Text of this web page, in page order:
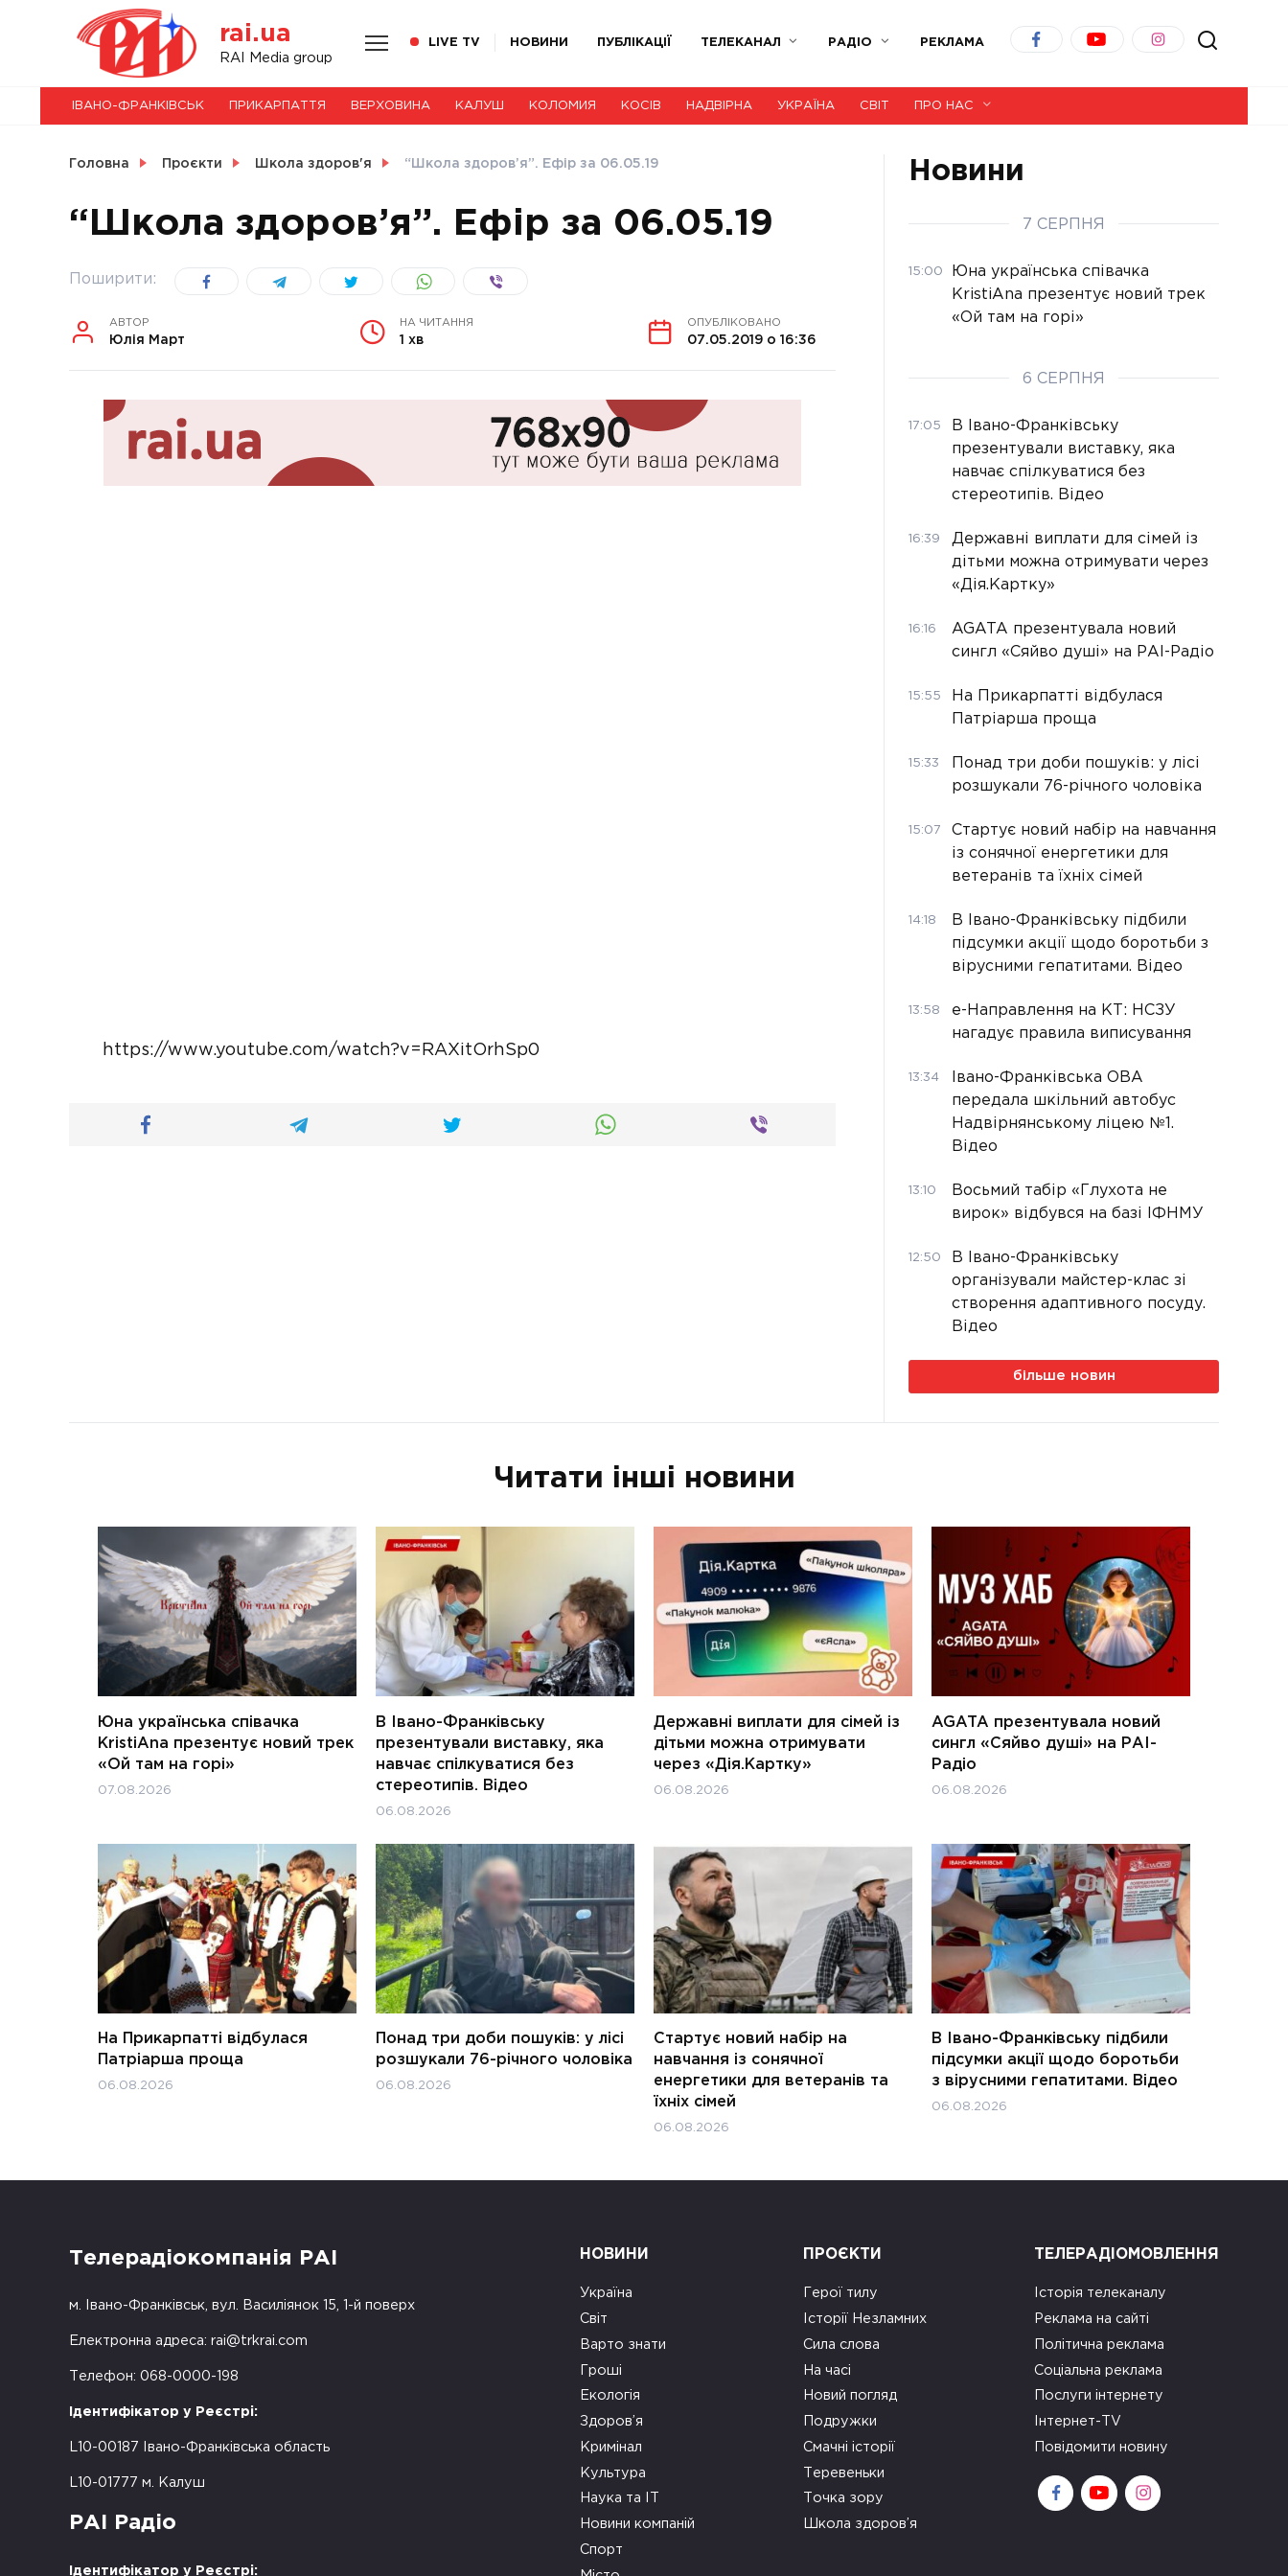
rai.ua
RAI Media group
LIVE TV НОВИНИ ПУБЛІКАЦІЇ ТЕЛЕКАНАЛ РАДІО РЕКЛАМА
НОВИНИ
СВІТ
ІВАНО-ФРАНКІВСЬК ПРИКАРПАТТЯ ВЕРХОВИНА КАЛУШ КОЛОМИЯ КОСІВ НАДВІРНА УКРАЇНА СВІТ ПРО НАС
Головна Проєкти Школа здоров'я “Школа здоров’я”. Ефір за 06.05.19
“Школа здоров’я”. Ефір за 06.05.19
Поширити:
АВТОР
Юлія Март
НА ЧИТАННЯ
1 хв
ОПУБЛІКОВАНО
07.05.2019 о 16:36
https://www.youtube.com/watch?v=RAXitOrhSp0
Новини
7 СЕРПНЯ
15:00
Юна українська співачка
KristiAna презентує новий трек
«Ой там на горі»
6 СЕРПНЯ
17:05
В Івано-Франківську
презентували виставку, яка
навчає спілкуватися без
стереотипів. Відео
16:39
Державні виплати для сімей із
дітьми можна отримувати через
«Дія.Картку»
16:16
AGATA презентувала новий
сингл «Сяйво душі» на РАІ-Радіо
15:55
На Прикарпатті відбулася
Патріарша проща
15:33
Понад три доби пошуків: у лісі
розшукали 76-річного чоловіка
15:07
Стартує новий набір на навчання
із сонячної енергетики для
ветеранів та їхніх сімей
14:18
В Івано-Франківську підбили
підсумки акції щодо боротьби з
вірусними гепатитами. Відео
13:58
е-Направлення на КТ: НСЗУ
нагадує правила виписування
13:34
Івано-Франківська ОВА
передала шкільний автобус
Надвірнянському ліцею №1.
Відео
13:10
Восьмий табір «Глухота не
вирок» відбувся на базі ІФНМУ
12:50
В Івано-Франківську
організували майстер-клас зі
створення адаптивного посуду.
Відео
більше новин
Читати інші новини
Юна українська співачка
KristiAna презентує новий трек
«Ой там на горі»
07.08.2026
В Івано-Франківську
презентували виставку, яка
навчає спілкуватися без
стереотипів. Відео
06.08.2026
Державні виплати для сімей із
дітьми можна отримувати
через «Дія.Картку»
06.08.2026
AGATA презентувала новий
сингл «Сяйво душі» на РАІ-
Радіо
06.08.2026
На Прикарпатті відбулася
Патріарша проща
06.08.2026
Понад три доби пошуків: у лісі
розшукали 76-річного чоловіка
06.08.2026
Стартує новий набір на
навчання із сонячної
енергетики для ветеранів та
їхніх сімей
06.08.2026
В Івано-Франківську підбили
підсумки акції щодо боротьби
з вірусними гепатитами. Відео
06.08.2026
Телерадіокомпанія РАІ
м. Івано-Франківськ, вул. Василіянок 15, 1-й поверх
Електронна адреса: rai@trkrai.com
Телефон: 068-0000-198
Ідентифікатор у Реєстрі:
L10-00187 Івано-Франківська область
L10-01777 м. Калуш
РАІ Радіо
Ідентифікатор у Реєстрі:
НОВИНИ
Україна
Світ
Варто знати
Гроші
Екологія
Здоров’я
Кримінал
Культура
Наука та ІТ
Новини компаній
Спорт
ПРОЄКТИ
Герої тилу
Історії Незламних
Сила слова
На часі
Новий погляд
Подружки
Смачні історії
Теревеньки
Точка зору
Школа здоров’я
ТЕЛЕРАДІОМОВЛЕННЯ
Історія телеканалу
Реклама на сайті
Політична реклама
Соціальна реклама
Послуги інтернету
Інтернет-TV
Повідомити новину